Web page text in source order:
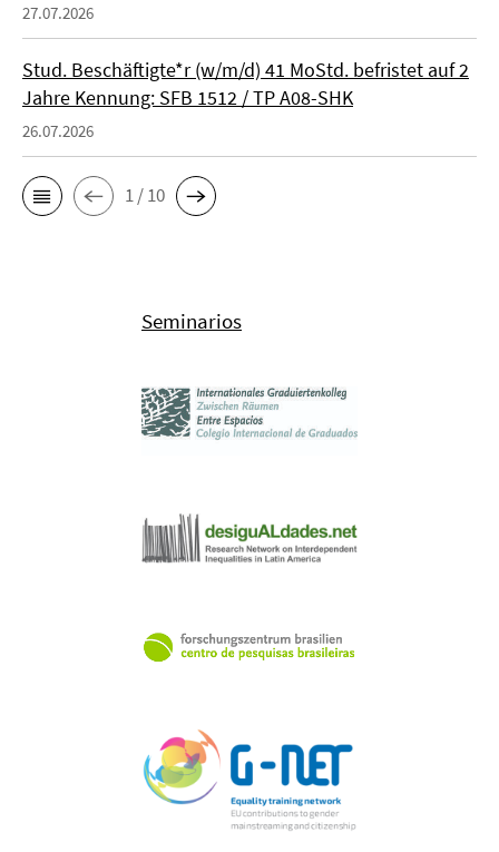
27.07.2026
Stud. Beschäftigte*r (w/m/d) 41 MoStd. befristet auf 2
Jahre Kennung: SFB 1512 / TP A08-SHK
26.07.2026
1 / 10
Seminarios